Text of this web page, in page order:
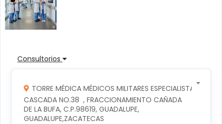
Consultorios
TORRE MÉDICA MÉDICOS MILITARES ESPECIALISTAS
CASCADA NO.38  , FRACCIONAMIENTO CAÑADA
DE LA BUFA, C.P.98619, GUADALUPE,
GUADALUPE,ZACATECAS